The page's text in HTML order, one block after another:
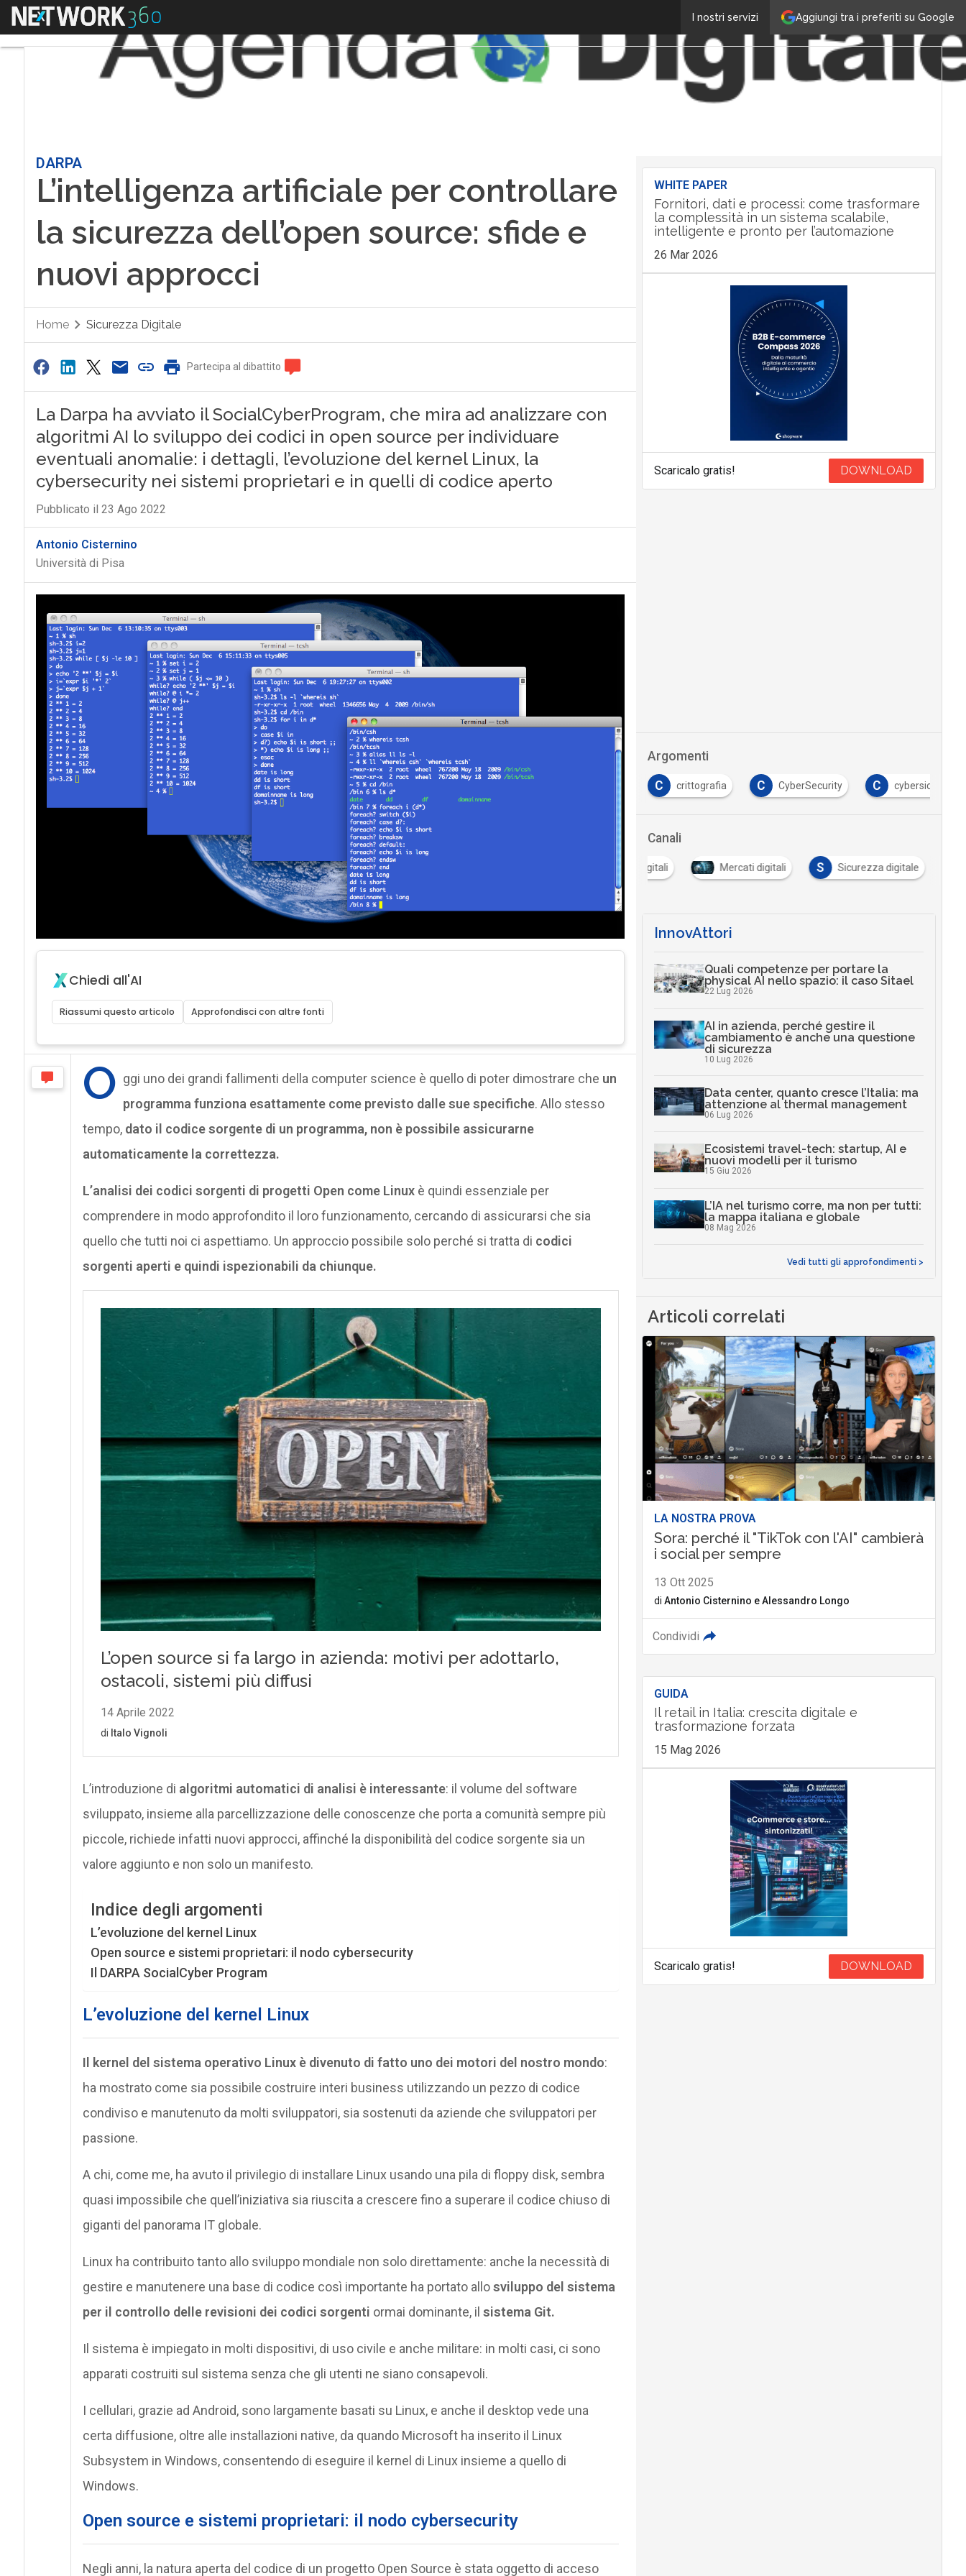
Aggiungi tra i preferiti su Google
I nostri servizi
Menu
DARPA
L’intelligenza artificiale per controllare
la sicurezza dell’open source: sfide e
nuovi approcci
Home Sicurezza Digitale
Partecipa al dibattito
La Darpa ha avviato il SocialCyberProgram, che mira ad analizzare con
algoritmi AI lo sviluppo dei codici in open source per individuare
eventuali anomalie: i dettagli, l’evoluzione del kernel Linux, la
cybersecurity nei sistemi proprietari e in quelli di codice aperto
Pubblicato il 23 Ago 2022
Antonio Cisternino
Università di Pisa
Chiedi all'AI
Riassumi questo articolo Approfondisci con altre fonti
O ggi uno dei grandi fallimenti della computer science è quello di poter dimostrare che un
programma funziona esattamente come previsto dalle sue specifiche. Allo stesso
tempo,dato il codice sorgente di un programma, non è possibile assicurarne
automaticamente la correttezza.
L’analisi dei codici sorgenti di progetti Open come Linuxè quindi essenziale per
comprendere in modo approfondito il loro funzionamento, cercando di assicurarsi che sia
quello che tutti noi ci aspettiamo. Un approccio possibile solo perché si tratta di codici
sorgenti aperti e quindi ispezionabili da chiunque.
L’introduzione di algoritmi automatici di analisi è interessante: il volume del software
sviluppato, insieme alla parcellizzazione delle conoscenze che porta a comunità sempre più
piccole, richiede infatti nuovi approcci, affinché la disponibilità del codice sorgente sia un
valore aggiunto e non solo un manifesto.
Indice degli argomenti
L’evoluzione del kernel Linux
Open source e sistemi proprietari: il nodo cybersecurity
Il DARPA SocialCyber Program
L’evoluzione del kernel Linux
Il kernel del sistema operativo Linux è divenuto di fatto uno dei motori del nostro mondo:
ha mostrato come sia possibile costruire interi business utilizzando un pezzo di codice
condiviso e manutenuto da molti sviluppatori, sia sostenuti da aziende che sviluppatori per
passione.
A chi, come me, ha avuto il privilegio di installare Linux usando una pila di floppy disk, sembra
quasi impossibile che quell’iniziativa sia riuscita a crescere fino a superare il codice chiuso di
giganti del panorama IT globale.
Linux ha contribuito tanto allo sviluppo mondiale non solo direttamente: anche la necessità di
gestire e manutenere una base di codice così importante ha portato allosviluppo del sistema
per il controllo delle revisioni dei codici sorgenti ormai dominante, il sistema Git.
Il sistema è impiegato in molti dispositivi, di uso civile e anche militare: in molti casi, ci sono
apparati costruiti sul sistema senza che gli utenti ne siano consapevoli.
I cellulari, grazie ad Android, sono largamente basati su Linux, e anche il desktop vede una
certa diffusione, oltre alle installazioni native, da quando Microsoft ha inserito il Linux
Subsystem in Windows, consentendo di eseguire il kernel di Linux insieme a quello di
Windows.
Open source e sistemi proprietari: il nodo cybersecurity
Negli anni, la natura aperta del codice di un progetto Open Source è stata oggetto di acceso
WHITE PAPER
Fornitori, dati e processi: come trasformare
la complessità in un sistema scalabile,
intelligente e pronto per l’automazione
26 Mar 2026
Scaricalo gratis! DOWNLOAD
Argomenti
crittografia C CyberSecurity C cybersicurezza
Canali
Cultura e società digitali Mercati digitali S Sicurezza digitale
InnovAttori
Quali competenze per portare la
physical AI nello spazio: il caso Sitael
22 Lug 2026
AI in azienda, perché gestire il
cambiamento è anche una questione
di sicurezza
10 Lug 2026
Data center, quanto cresce l’Italia: ma
attenzione al thermal management
06 Lug 2026
Ecosistemi travel-tech: startup, AI e
nuovi modelli per il turismo
15 Giu 2026
L’IA nel turismo corre, ma non per tutti:
la mappa italiana e globale
08 Mag 2026
Vedi tutti gli approfondimenti >
Articoli correlati
LA NOSTRA PROVA
Sora: perché il "TikTok con l'AI" cambierà
i social per sempre
13 Ott 2025
di Antonio Cisternino eAlessandro Longo
Condividi
GUIDA
Il retail in Italia: crescita digitale e
trasformazione forzata
15 Mag 2026
Scaricalo gratis! DOWNLOAD